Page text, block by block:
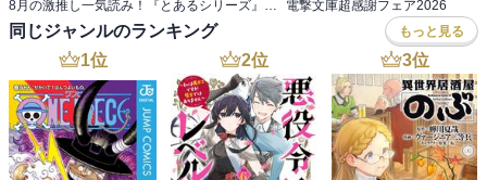
電撃文庫超感謝フェア2026
同じジャンルのランキング もっと見る
1位 2位 3位